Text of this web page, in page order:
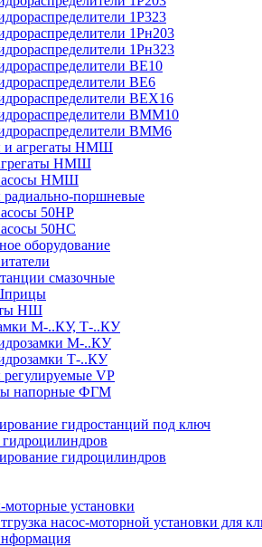
1Р323
1Рн203
1Рн323
ВЕ10
ВЕ6
ВЕХ16
ВММ10
ВММ6
и агрегаты НМШ
НМШ
НМШ
поршневые
50НР
50НС
оборудование
смазочные
НШ
М-..КУ, Т-..КУ
М-..КУ
Т-..КУ
VP
напорные ФГМ
гидростанций под ключ
гидроцилиндров
установки
насос-моторной установки для